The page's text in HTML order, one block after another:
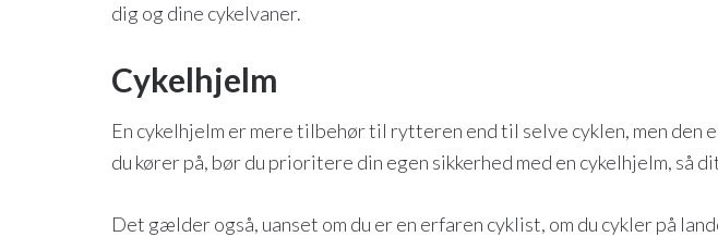
dig og dine cykelvaner.
Cykelhjelm
En cykelhjelm er mere tilbehør til rytteren end til selve cyklen, men
du kører på, bør du prioritere din egen sikkerhed med en cykelhjelm,
Det gælder også, uanset om du er en erfaren cyklist, om du cykler på